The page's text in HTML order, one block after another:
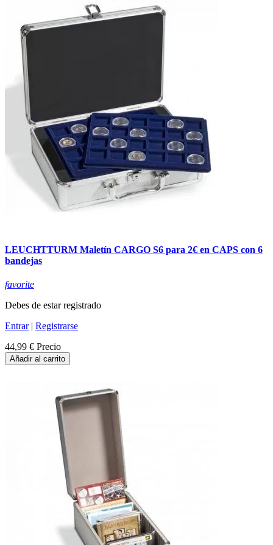
LEUCHTTURM Maletín CARGO S6 para 2€ en CAPS con 6
bandejas
favorite
Debes de estar registrado
Entrar| Registrarse
44,99 € Precio
Añadir al carrito